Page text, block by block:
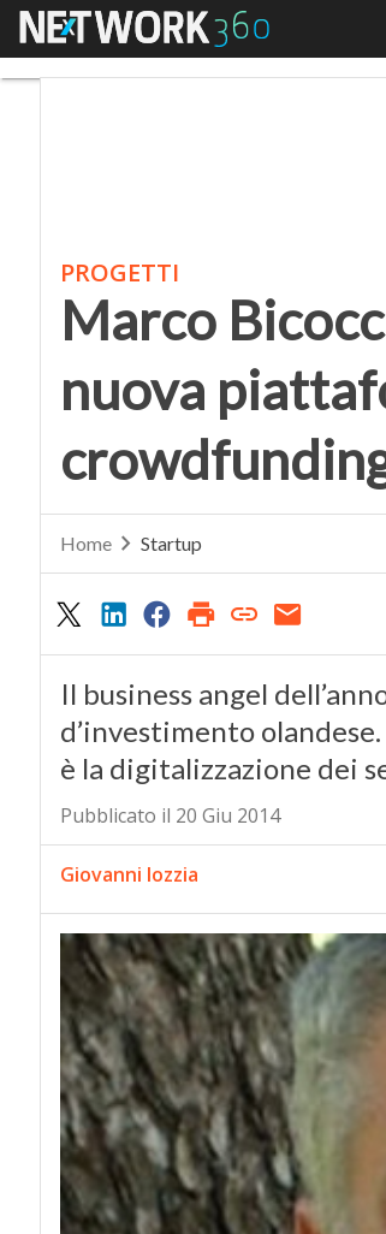
Menu
PROGETTI
Marco
nuova
Home Startup
Il business angel
d’investimento
è la digitalizzazione dei
Pubblicato il 20 Giu 2014
Giovanni Iozzia